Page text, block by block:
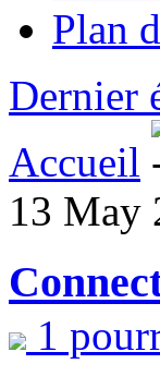
Plan
Dernier
Accueil
13 May
1